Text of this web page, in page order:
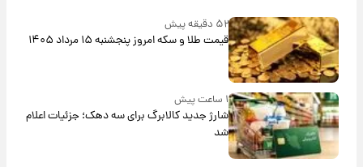
۵۲ دقیقه پیش
قیمت طلا و سکه امروز پنجشنبه ۱۵ مرداد ۱۴۰۵
۱ ساعت پیش
شارژ جدید کالابرگ برای سه دهک؛ جزئیات اعلام
شد